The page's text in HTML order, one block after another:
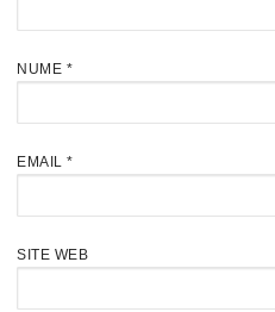
NUME *
EMAIL *
SITE WEB